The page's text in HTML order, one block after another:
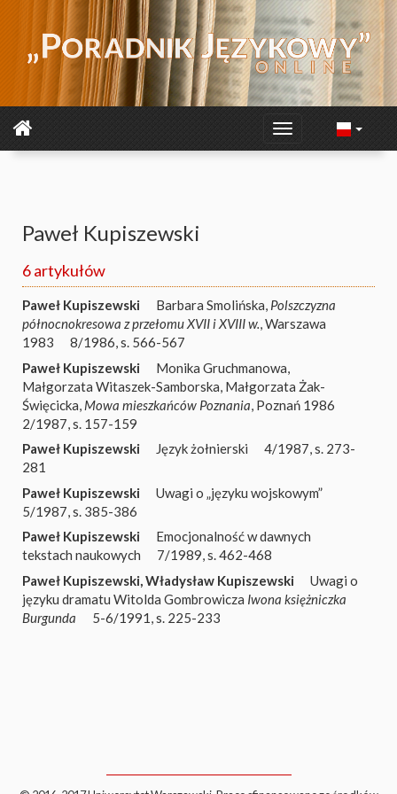
Paweł Kupiszewski
6 artykułów
Paweł Kupiszewski Barbara Smolińska, Polszczyzna
północnokresowa z przełomu XVII i XVIII w., Warszawa
1983
8/1986, s. 566-567
Paweł Kupiszewski
Monika Gruchmanowa,
Małgorzata Witaszek-Samborska, Małgorzata Żak-
Święcicka, Mowa mieszkańców Poznania , Poznań 1986
2/1987, s. 157-159
Paweł Kupiszewski
Język żołnierski
4/1987, s. 273-
281
Paweł Kupiszewski
Uwagi o „języku wojskowym”
5/1987, s. 385-386
Paweł Kupiszewski
Emocjonalność w dawnych
tekstach naukowych
7/1989, s. 462-468
Paweł Kupiszewski Władysław Kupiszewski
Uwagi o
języku dramatu Witolda Gombrowicza Iwona księżniczka
Burgunda
5-6/1991, s. 225-233